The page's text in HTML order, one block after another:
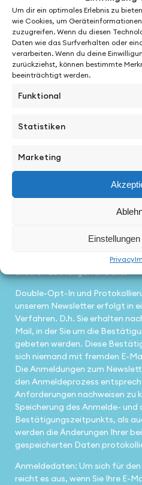
Um dir ein optimales Erlebnis zu
wie Cookies, um
zuzugreifen. Wenn du diesen
Daten wie das Surfverhalten oder
verarbeiten. Wenn du deine
zurückziehst, können bestimmte
beeinträchtigt werden.
Funktional
Statistiken
Marketing
Privacy
erforderlich sind. Wir
zwei Jahre; Ferner gelten die
Archivierungspflichten.
Newsletter
die Inhalte unseres
sowie Ihre Widerspruchsrechte
Inhalt des Newsletters: Wir
und weitere elektronische
werblichen Informationen
mit der Einwilligung der
Newsletter dessen Inhalte
sind sie für die Einwilligung der
Übrigen enthalten unsere
unseren Leistungen und uns.
Double-Opt-In und
unserem Newsletter erfolgt in
Verfahren. D.h. Sie erhalten
Mail, in der Sie um die
gebeten werden. Diese
sich niemand mit fremden E-
Die Anmeldungen zum
den Anmeldeprozess
Anforderungen nachweisen zu
Speicherung des Anmelde- und
Bestätigungszeitpunkts, als
werden die Änderungen Ihrer
gespeicherten Daten
Anmeldedaten: Um sich für
reicht es aus, wenn Sie Ihre E-